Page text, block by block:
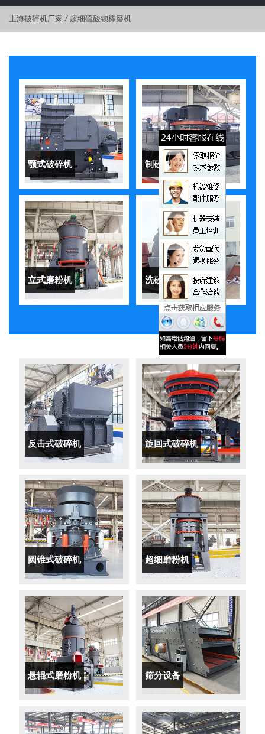
上海破碎机厂家 / 超细硫酸钡棒磨机
颚式破碎机 制砂机
立式磨粉机 洗砂机
反击式破碎机 旋回式破碎机
圆锥式破碎机 超细磨粉机
悬辊式磨粉机 筛分设备